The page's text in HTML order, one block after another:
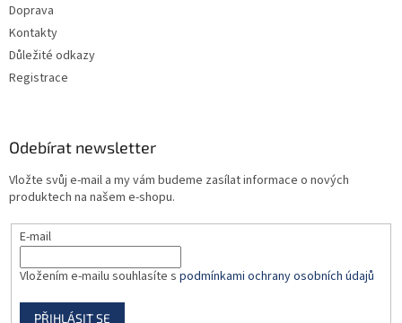
Doprava
Kontakty
Důležité odkazy
Registrace
Odebírat newsletter
Vložte svůj e-mail a my vám budeme zasílat informace o nových
produktech na našem e-shopu.
E-mail
Vložením e-mailu souhlasíte s podmínkami ochrany osobních údajů
PŘIHLÁSIT SE